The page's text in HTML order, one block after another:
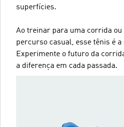
superfícies.
Ao treinar para uma corrida ou
percurso casual, esse tênis é a
Experimente o futuro da
a diferença em cada passada.